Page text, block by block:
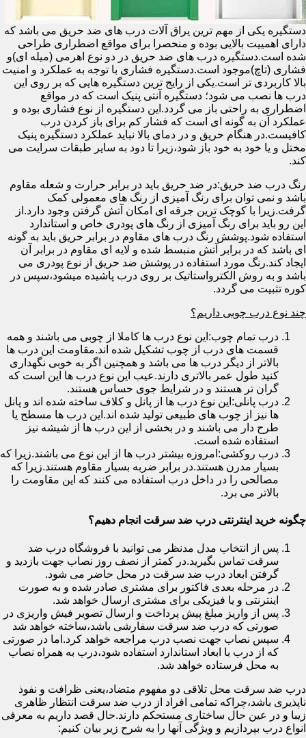
دستگیره یکی از مهم ترین یراق آلات درب های ضد حریق می باشد که
دارای اهمییت بالایی بوده و منحصرا برای مواقع اضطراری طراحی
شده است.دستگیره درب های ضد حریق در دو نوع اهرمی (میله ای)و
فشاری (تاچ)موجود است.دستگیره فشاری با توجه به عملکرد و امنیت
بالا کاربردی تر است.یکی از رایج ترین دستگیره هایی که بر روی این
درب ها نصب می شود؛ دستگیره آنتی پنیک است که در مواقع
اضطراری به راحتی باز می گردد.این دستگیره از نوع فشاری بوده و
عملکرد آن به گونه ای است که فشار کم برای باز کردن درب
کافیست.در هنگام حریق و در دمای بالا نباید عملکرد دستگیره پنیک
مختل و یا خود به خود باز شود،زیرا تا دود به سایر طبقات سرایت می
کند.
رنگ درب ضد حریق:در ضد حریق باید در برابر حرارت و شعله مقاوم
باشد و نمی توان برای رنگ آمیزی از رنگ های معمولی کمک
گرفت.زیرا با کوچک ترین جرقه ای امکان آتش گرفتن وجود دارد.از
این رو باید برای رنگ آمیزی از رنگ های پودری خاص و استاندارد
استفاده شود.پوشش رنگ درب های مقاوم در برابر حریق باید به گونه
ای باشد که در برابر آتش منبسط شده و لایه ای مقاوم در برابر آن
ایجاد کند.رنگ مورد استفاده در پوشش ضد حریق از نوع پودری می
باشد و به روش الکترواستاتیک بر روی درب پاشیده میشود،سپس در
کوره تثبیت می گردد.
چند نوع درب چوبی داریم؟
درب تمام چوب:این نوع درب ها کاملا از چوبی می باشند و همه
قسمت های درب از چوب تشکیل شده اند.مقاومت این درب ها
بالاتر از دیگر درب ها می باشد و همچنین اگر به خوبی نگهداری
کنید طول عمر بالاتری دارند.عیب این نوع درب ها این است که
گران تر هستند و در شرایط جوی حساس هستند.
درب پانلی:این نوع درب ها از پانل و کلاف ساخته شده اند و پانل
ها نیز از چوب های طبیعی تولید شده اند.این درب ها مسطح یا
طرح دار می باشند و در بخشی از این درب ها از شیشه نیز
استفاده شده است.
درب روکشی:امروزه بیشتر درب ها از این نوع می باشند.زیرا که
بسیار مدرن هستند.در برابر ضربه بسیار مقاوم هستند.زیرا که
مصالحی را در داخل درب استفاده می کنند که این مقاومت را
بالاتر می برد.
چگونه خرید اینترنتی درب ضد سرقت انجام دهیم؟
پس از انتخاب مدل مدنظر می توانید با فروشگاه درب ضد
سرقت تماس بگیرید.در کمتر از نصف روز نصاب جهت بازدید و
گرفتن ابعاد درب ضد سرقت در محل حاضر می شود.
در مرحله بعدی فاکتور برای مشتری صادر شده و به صورت
اینترنتی و یا فیزیکی برای مشتری ارسال خواهد شد.
پس از واریز مبلغ پیش پرداخت و ارسال تصویر فیش واریزی در
صورتی که درب ضد سرقت سفارشی باشد،ساخته خواهد شد
سپس نصاب جهت نصب درب مراجعه خواهد کرد.اما در صورتی
که از درب با ابعاد استاندارد استفاده شود،درب به همراه نصاب
به محل فرستاده خواهد شد.
درب ضد سرقت محل تلاقی دو مفهوم متضاد،یعنی ظرافت و نفوذ
ناپذیری باشد،چراکه تمامی افراد از درب ضد سرقت انتظار ظاهری
زیبا و در عین حال ساختاری مستحکم دارند.حال قصد داریم به معرفی
انواع درب بپردازیم و ویژگی آنها را به شرح زیر بیان کنیم: